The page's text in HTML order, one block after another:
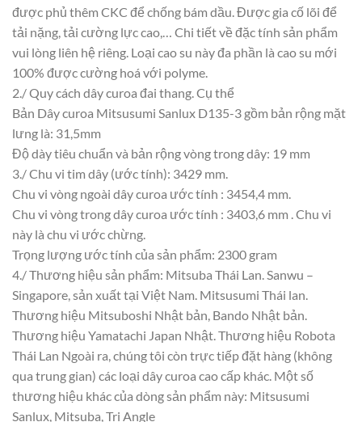
được phủ thêm CKC để chống bám dầu. Được gia cố lõi để
tải nặng, tải cường lực cao,… Chi tiết về đặc tính sản phẩm
vui lòng liên hệ riêng. Loại cao su này đa phần là cao su mới
100% được cường hoá với polyme.
2./ Quy cách dây curoa đai thang. Cụ thể
Bản Dây curoa Mitsusumi Sanlux D135-3 gồm bản rộng mặt
lưng là: 31,5mm
Độ dày tiêu chuẩn và bản rộng vòng trong dây: 19 mm
3./ Chu vi tim dây (ước tính): 3429 mm.
Chu vi vòng ngoài dây curoa ước tính : 3454,4 mm.
Chu vi vòng trong dây curoa ước tính : 3403,6 mm . Chu vi
này là chu vi ước chừng.
Trọng lượng ước tính của sản phẩm: 2300 gram
4./ Thương hiệu sản phẩm: Mitsuba Thái Lan. Sanwu –
Singapore, sản xuất tại Việt Nam. Mitsusumi Thái lan.
Thương hiệu Mitsuboshi Nhật bản, Bando Nhật bản.
Thương hiệu Yamatachi Japan Nhật. Thương hiệu Robota
Thái Lan Ngoài ra, chúng tôi còn trực tiếp đặt hàng (không
qua trung gian) các loại dây curoa cao cấp khác. Một số
thương hiệu khác của dòng sản phẩm này: Mitsusumi
Sanlux, Mitsuba, Tri Angle